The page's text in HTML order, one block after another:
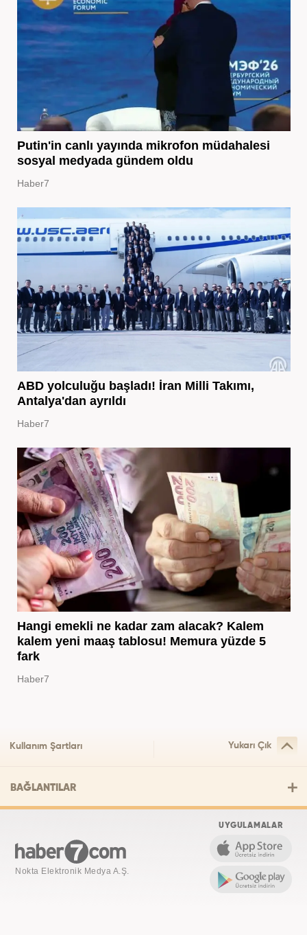
Putin'in canlı yayında mikrofon müdahalesi
sosyal medyada gündem oldu
Haber7
ABD yolculuğu başladı! İran Milli Takımı,
Antalya'dan ayrıldı
Haber7
Hangi emekli ne kadar zam alacak? Kalem
kalem yeni maaş tablosu! Memura yüzde 5
fark
Haber7
Kullanım Şartları Yukarı Çık
BAĞLANTILAR
Nokta Elektronik Medya A.Ş.
UYGULAMALAR